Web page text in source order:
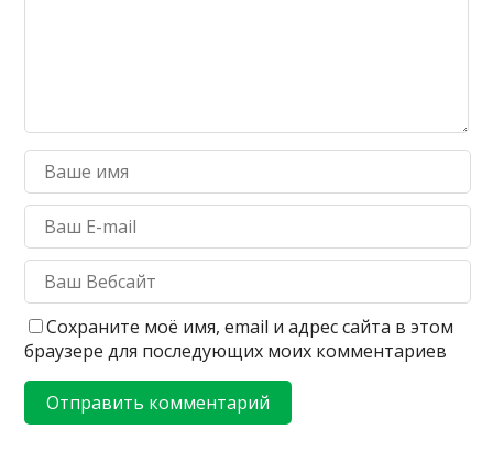
Сохраните моё имя, email и адрес сайта в этом
браузере для последующих моих комментариев